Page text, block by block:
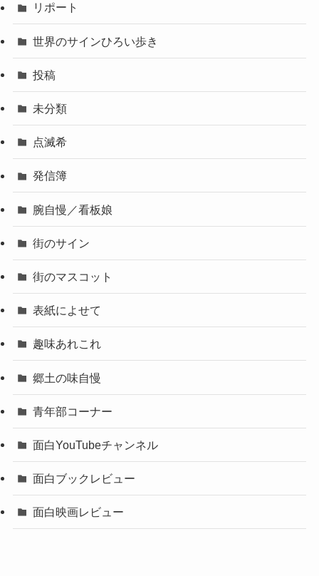
リポート
世界のサインひろい歩き
投稿
未分類
点滅希
発信簿
腕自慢／看板娘
街のサイン
街のマスコット
表紙によせて
趣味あれこれ
郷土の味自慢
青年部コーナー
面白YouTubeチャンネル
面白ブックレビュー
面白映画レビュー